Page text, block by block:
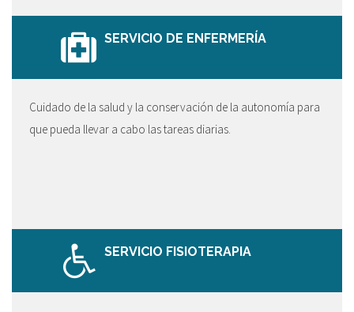
SERVICIO DE ENFERMERÍA
Cuidado de la salud y la conservación de la autonomía para
que pueda llevar a cabo las tareas diarias.
SERVICIO FISIOTERAPIA